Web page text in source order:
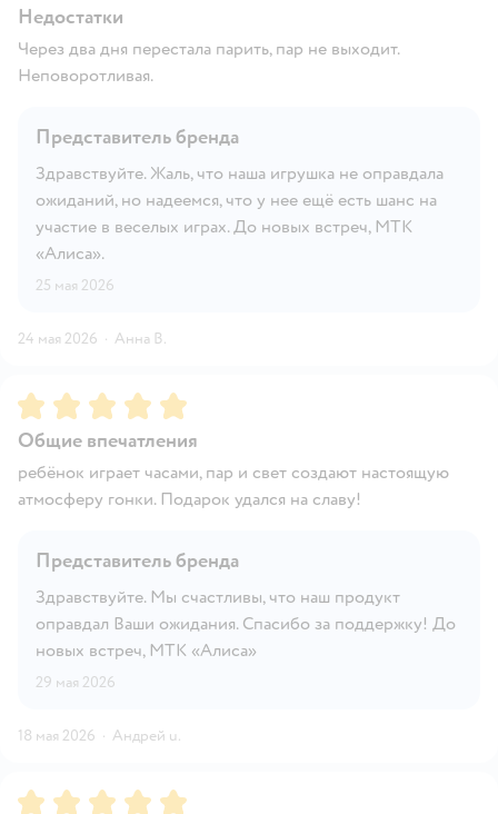
Недостатки
Через два дня перестала парить, пар не выходит.
Неповоротливая.
Представитель бренда
Здравствуйте. Жаль, что наша игрушка не оправдала
ожиданий, но надеемся, что у нее ещё есть шанс на
участие в веселых играх. До новых встреч, МТК
«Алиса».
25 мая 2026
24 мая 2026 · Анна В.
Рейтинг:5
Общие впечатления
ребёнок играет часами, пар и свет создают настоящую
атмосферу гонки. Подарок удался на славу!
Представитель бренда
Здравствуйте. Мы счастливы, что наш продукт
оправдал Ваши ожидания. Спасибо за поддержку! До
новых встреч, МТК «Алиса»
29 мая 2026
18 мая 2026 · Андрей u.
Рейтинг:5